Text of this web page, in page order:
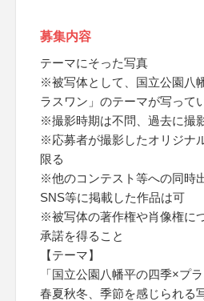
募集内容
テーマにそった写真
※被写体として、国立公園八
ラスワン」のテーマが写って
※撮影時期は不問、過去に撮
※応募者が撮影したオリジナ
限る
※他のコンテスト等への同時
SNS等に掲載した作品は可
※被写体の著作権や肖像権に
承諾を得ること
【テーマ】
「国立公園八幡平の四季×プラ
春夏秋冬、季節を感じられる